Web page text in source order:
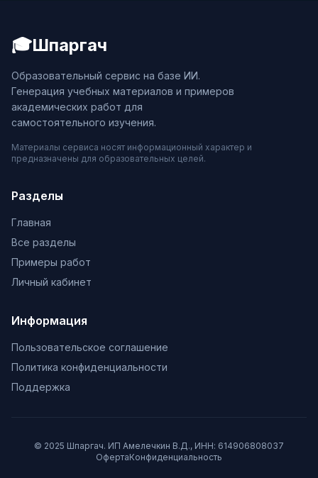
🎓Шпаргач
Образовательный сервис на базе ИИ.
Генерация учебных материалов и примеров
академических работ для
самостоятельного изучения.
Материалы сервиса носят информационный характер и
предназначены для образовательных целей.
Разделы
Главная
Все разделы
Примеры работ
Личный кабинет
Информация
Пользовательское соглашение
Политика конфиденциальности
Поддержка
© 2025 Шпаргач. ИП Амелечкин В.Д., ИНН: 614906808037
ОфертаКонфиденциальность